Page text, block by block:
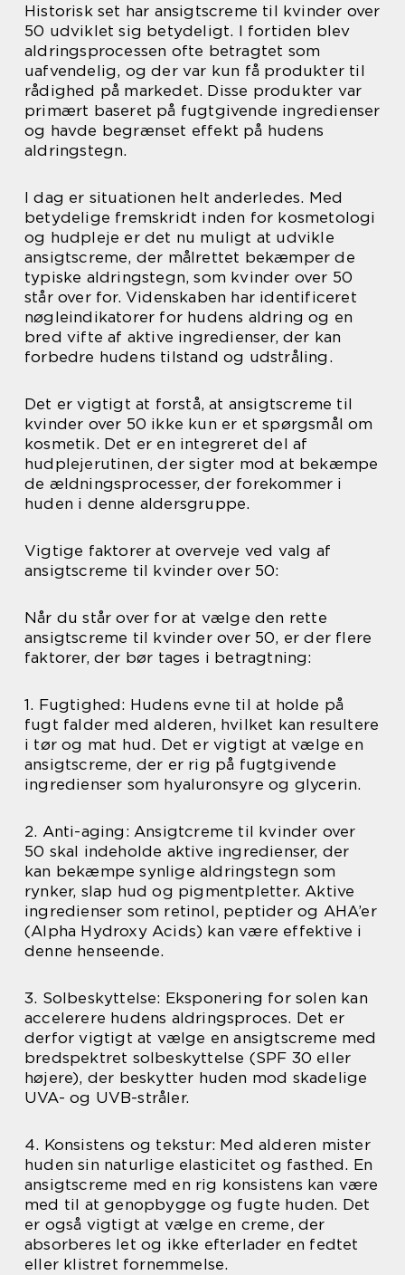
Historisk set har ansigtscreme til kvinder over
50 udviklet sig betydeligt. I fortiden blev
aldringsprocessen ofte betragtet som
uafvendelig, og der var kun få produkter til
rådighed på markedet. Disse produkter var
primært baseret på fugtgivende ingredienser
og havde begrænset effekt på hudens
aldringstegn.
I dag er situationen helt anderledes. Med
betydelige fremskridt inden for kosmetologi
og hudpleje er det nu muligt at udvikle
ansigtscreme, der målrettet bekæmper de
typiske aldringstegn, som kvinder over 50
står over for. Videnskaben har identificeret
nøgleindikatorer for hudens aldring og en
bred vifte af aktive ingredienser, der kan
forbedre hudens tilstand og udstråling.
Det er vigtigt at forstå, at ansigtscreme til
kvinder over 50 ikke kun er et spørgsmål om
kosmetik. Det er en integreret del af
hudplejerutinen, der sigter mod at bekæmpe
de ældningsprocesser, der forekommer i
huden i denne aldersgruppe.
Vigtige faktorer at overveje ved valg af
ansigtscreme til kvinder over 50:
Når du står over for at vælge den rette
ansigtscreme til kvinder over 50, er der flere
faktorer, der bør tages i betragtning:
1. Fugtighed: Hudens evne til at holde på
fugt falder med alderen, hvilket kan resultere
i tør og mat hud. Det er vigtigt at vælge en
ansigtscreme, der er rig på fugtgivende
ingredienser som hyaluronsyre og glycerin.
2. Anti-aging: Ansigtcreme til kvinder over
50 skal indeholde aktive ingredienser, der
kan bekæmpe synlige aldringstegn som
rynker, slap hud og pigmentpletter. Aktive
ingredienser som retinol, peptider og AHA’er
(Alpha Hydroxy Acids) kan være effektive i
denne henseende.
3. Solbeskyttelse: Eksponering for solen kan
accelerere hudens aldringsproces. Det er
derfor vigtigt at vælge en ansigtscreme med
bredspektret solbeskyttelse (SPF 30 eller
højere), der beskytter huden mod skadelige
UVA- og UVB-stråler.
4. Konsistens og tekstur: Med alderen mister
huden sin naturlige elasticitet og fasthed. En
ansigtscreme med en rig konsistens kan være
med til at genopbygge og fugte huden. Det
er også vigtigt at vælge en creme, der
absorberes let og ikke efterlader en fedtet
eller klistret fornemmelse.